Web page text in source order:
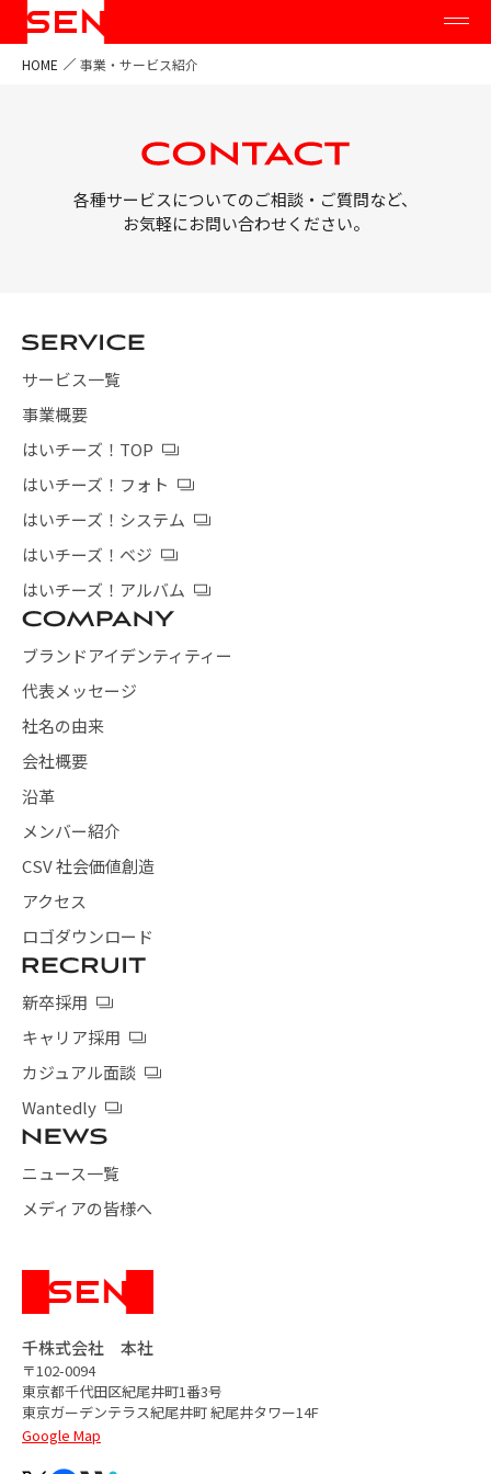
HOME 事業・サービス紹介
各種サービスについてのご相談・ご質問など、
お気軽にお問い合わせください。
千株式会社 本社
〒102-0094
東京都千代田区紀尾井町1番3号
東京ガーデンテラス紀尾井町紀尾井タワー14F
Google Map
サービス一覧
事業概要
はいチーズ！TOP
はいチーズ！フォト
はいチーズ！システム
はいチーズ！ベジ
はいチーズ！アルバム
ブランドアイデンティティー
代表メッセージ
社名の由来
会社概要
沿革
メンバー紹介
CSV 社会価値創造
アクセス
ロゴダウンロード
新卒採用
キャリア採用
カジュアル面談
Wantedly
ニュース一覧
メディアの皆様へ